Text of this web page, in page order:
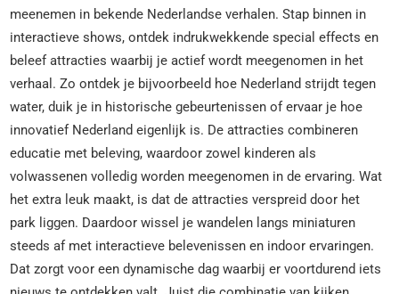
meenemen in bekende Nederlandse verhalen. Stap binnen in
interactieve shows, ontdek indrukwekkende special effects en
beleef attracties waarbij je actief wordt meegenomen in het
verhaal. Zo ontdek je bijvoorbeeld hoe Nederland strijdt tegen
water, duik je in historische gebeurtenissen of ervaar je hoe
innovatief Nederland eigenlijk is. De attracties combineren
educatie met beleving, waardoor zowel kinderen als
volwassenen volledig worden meegenomen in de ervaring. Wat
het extra leuk maakt, is dat de attracties verspreid door het
park liggen. Daardoor wissel je wandelen langs miniaturen
steeds af met interactieve belevenissen en indoor ervaringen.
Dat zorgt voor een dynamische dag waarbij er voortdurend iets